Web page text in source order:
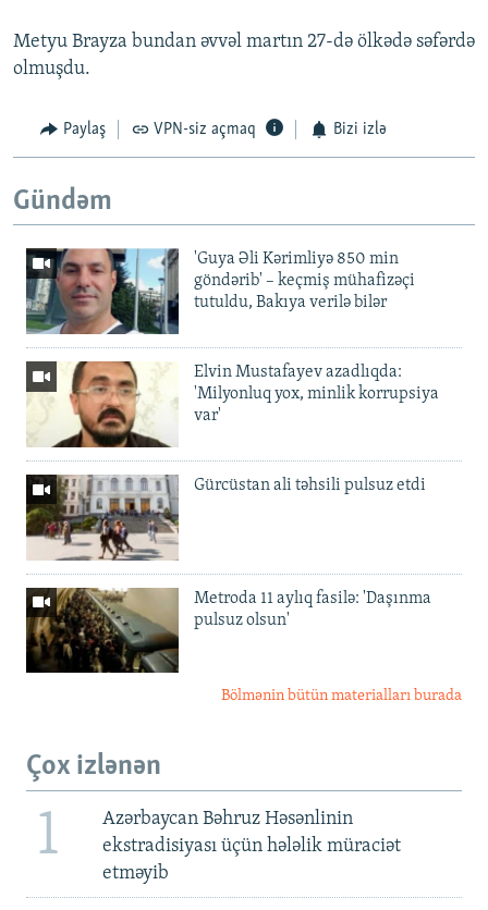
Metyu Brayza bundan əvvəl martın 27-də ölkədə səfərdə
olmuşdu.
Paylaş VPN-siz açmaq Bizi izlə
Gündəm
'Guya Əli Kərimliyə 850 min
göndərib' – keçmiş mühafizəçi
tutuldu, Bakıya verilə bilər
Elvin Mustafayev azadlıqda:
'Milyonluq yox, minlik korrupsiya
var'
Gürcüstan ali təhsili pulsuz etdi
Metroda 11 aylıq fasilə: 'Daşınma
pulsuz olsun'
Bölmənin bütün materialları burada
Çox izlənən
1
Azərbaycan Bəhruz Həsənlinin
ekstradisiyası üçün hələlik müraciət
etməyib